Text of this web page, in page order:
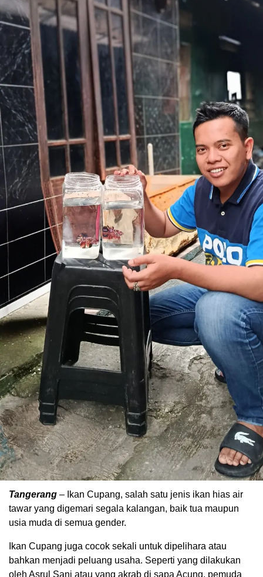
Tangerang – Ikan Cupang, salah satu jenis ikan hias air
tawar yang digemari segala kalangan, baik tua maupun
usia muda di semua gender.
Ikan Cupang juga cocok sekali untuk dipelihara atau
bahkan menjadi peluang usaha. Seperti yang dilakukan
oleh Asrul Sani atau yang akrab di sapa Acung, pemuda